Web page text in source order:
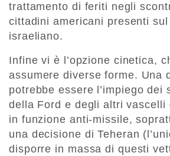
trattamento di feriti negli
cittadini americani presenti sul
israeliano.
Infine vi è l’opzione cinetica,
assumere diverse forme. Una
potrebbe essere l’impiego dei
della Ford e degli altri vascelli
in funzione anti-missile,
una decisione di Teheran
disporre in massa di questi